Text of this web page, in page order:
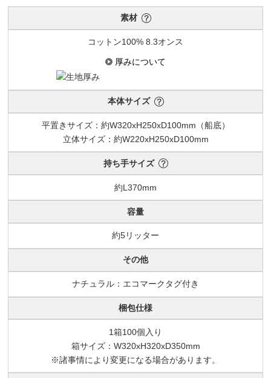
素材
コットン100% 8.3オンス
厚みについて
本体サイズ
平置きサイズ：約W320xH250xD100mm（船底）
立体サイズ：約W220xH250xD100mm
持ち手サイズ
約L370mm
容量
約5リッター
その他
ナチュラル：エコマークタグ付き
梱包仕様
1箱100個入り
箱サイズ：W320xH320xD350mm
※諸事情により変更になる場合があります。